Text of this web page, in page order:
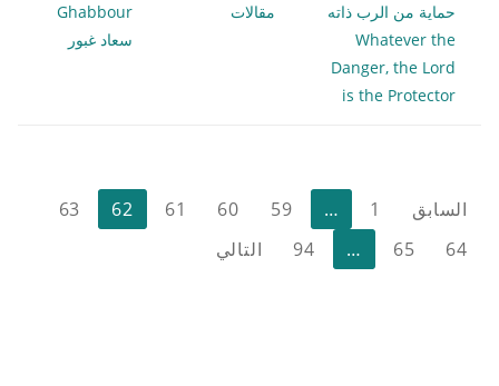
حماية من الرب ذاته
Whatever the
Danger, the Lord
is the Protector
مقالات
Ghabbour
سعاد غبور
تعدد
صفحات
السابق 1
…
59
60
61
62
63
64
65
…
94 التالي